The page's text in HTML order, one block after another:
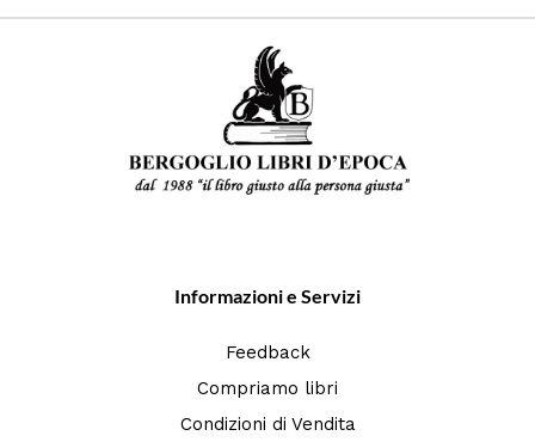
Informazioni e Servizi
Feedback
Compriamo libri
Condizioni di Vendita